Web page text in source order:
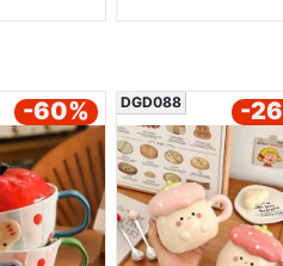
-60% DGD088 -26